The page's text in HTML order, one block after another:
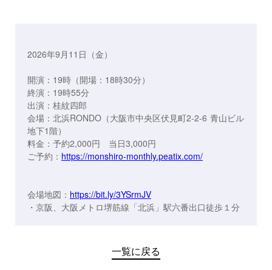
2026年9月11日（金）
開演：19時（開場：18時30分）
終演：19時55分
出演：桂紋四郎
会場：北浜RONDO（大阪市中央区伏見町2-2-6 青山ビル
地下1階）
料金：予約2,000円 当日3,000円
ご予約： https://monshiro-monthly.peatix.com/
会場地図： https://bit.ly/3YSrmJV
・京阪、大阪メトロ堺筋線「北浜」駅六番出口徒歩１分
一覧に戻る